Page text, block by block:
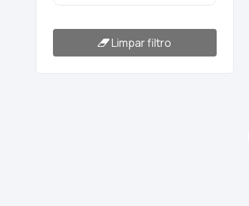
Limpar filtro